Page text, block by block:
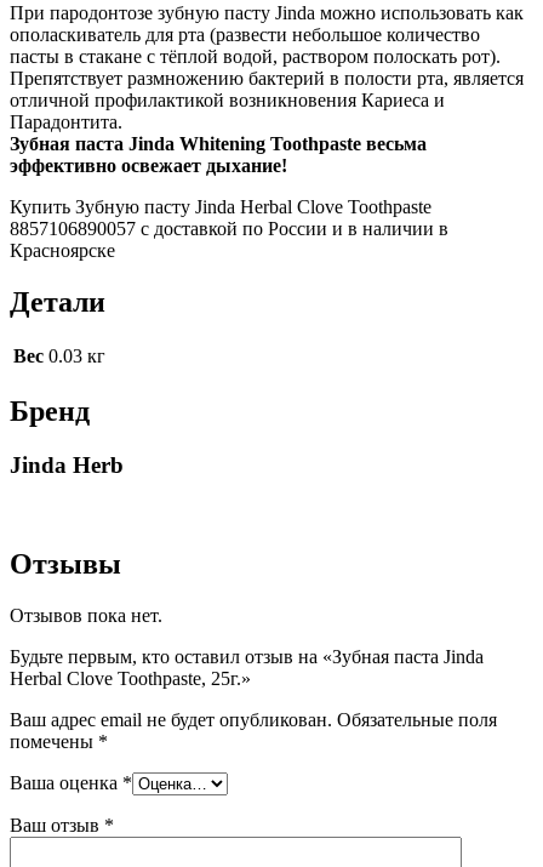
При пародонтозе зубную пасту Jinda можно использовать как
ополаскиватель для рта (развести небольшое количество
пасты в стакане с тёплой водой, раствором полоскать рот).
Препятствует размножению бактерий в полости рта, является
отличной профилактикой возникновения Кариеса и
Парадонтита.
Зубная паста Jinda Whitening Toothpaste весьма
эффективно освежает дыхание!
Купить Зубную пасту Jinda Herbal Clove Toothpaste
8857106890057 с доставкой по России и в наличии в
Красноярске
Детали
Вес 0.03 кг
Бренд
Jinda Herb
Отзывы
Отзывов пока нет.
Будьте первым, кто оставил отзыв на «Зубная паста Jinda
Herbal Clove Toothpaste, 25г.»
Ваш адрес email не будет опубликован. Обязательные поля
помечены *
Ваша оценка *
Ваш отзыв *